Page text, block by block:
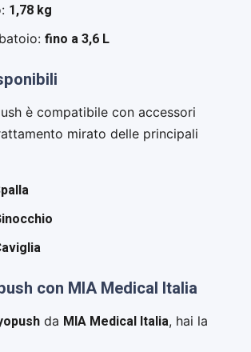
1,78 kg
fino a 3,6 L
è compatibile con accessori
mirato delle principali
con MIA Medical Italia
da MIA Medical Italia, hai la